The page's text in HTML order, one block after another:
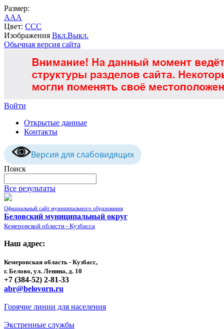
Размер:
AAA
Цвет: CCC
Изображения Вкл.Выкл.
Обычная версия сайта
Войти
Открытые данные
Контакты
Версия для слабовидящих
Поиск
Все результаты
Официальный сайт муниципального образования
Беловский муниципальный округ
Кемеровской области - Кузбасса
Наш адрес:
Кемеровская область - Кузбасс,
г. Белово, ул. Ленина, д. 10
+7 (384-52) 2-81-33
abr@belovorn.ru
Горячие линии для населения
Экстренные службы